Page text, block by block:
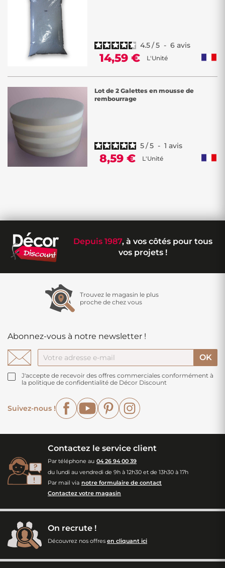
4.5/5 - 6 avis
14,59 € L'Unité
Lot de 2 Galettes en mousse de
rembourrage
5/5 - 1 avis
8,59 € L'Unité
Depuis 1987, à vos côtés pour tous
vos projets !
Trouvez le magasin le plus
proche de chez vous
Abonnez-vous à notre newsletter !
J'accepte de recevoir des offres commerciales conformément à
la politique de confidentialité de Décor Discount
Suivez-nous !
FacebookYouTubePinterest
Contactez le service client
Par téléphone au 04 26 94 00 39
du lundi au vendredi de 9h à 12h30 et de 13h30 à 17h
Par mail via notre formulaire de contact
Contactez votre magasin
On recrute !
Découvrez nos offres en cliquant ici